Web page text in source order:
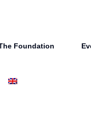
Foundation